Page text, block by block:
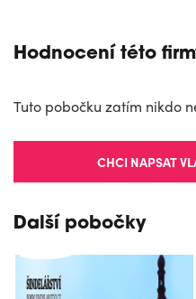
Hodnocení této
Tuto pobočku zatím nikdo
CHCI NAPSAT
Další pobočky